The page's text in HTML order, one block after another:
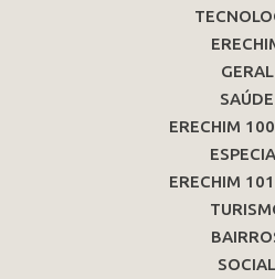
GERAL
SAÚDE
ERECHIM
ERECHIM
SOCIAL